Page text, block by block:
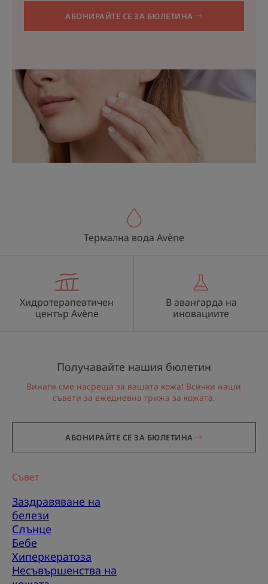
АБОНИРАЙТЕ СЕ ЗА БЮЛЕТИНА
Термална вода Avène
Хидротерапевтичен
център Avène
В авангарда на
иновациите
Получавайте нашия бюлетин
Винаги сме насреща за вашата кожа! Всички наши
съвети за ежедневна грижа за кожата.
АБОНИРАЙТЕ СЕ ЗА БЮЛЕТИНА
Съвет
Заздравяване на
белези
Слънце
Бебе
Хиперкератоза
Несъвършенства на